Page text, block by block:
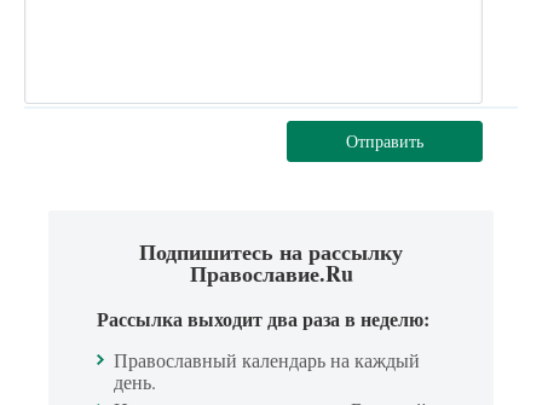
Отправить
Подпишитесь на рассылку
Православие.Ru
Рассылка выходит два раза в неделю:
Православный календарь на каждый
день.